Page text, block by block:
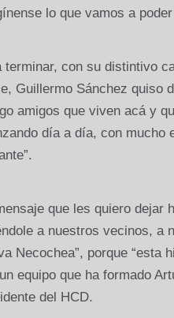
lo que vamos a
terminar, con su distintivo
Guillermo Sánchez quiso
amigos que viven acá y
día a día, con mucho
que les quiero dejar
a nuestros vecinos, a
Necochea”, porque
equipo que ha formado
del HCD.